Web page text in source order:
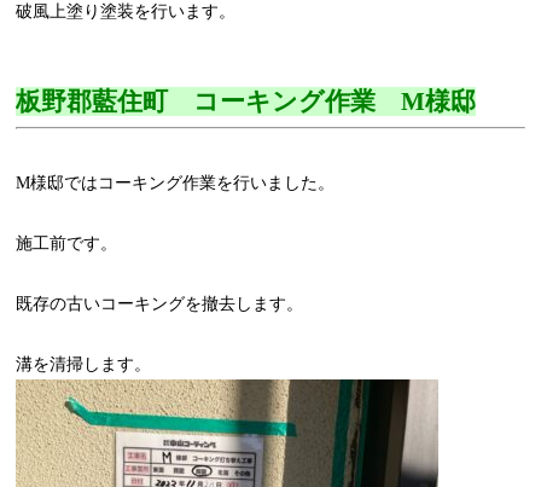
破風上塗り塗装を行います。
板野郡藍住町 コーキング作業 M様邸
M様邸ではコーキング作業を行いました。
施工前です。
既存の古いコーキングを撤去します。
溝を清掃します。